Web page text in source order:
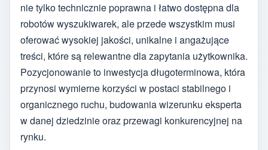
nie tylko technicznie poprawna i łatwo dostępna dla
robotów wyszukiwarek, ale przede wszystkim musi
oferować wysokiej jakości, unikalne i angażujące
treści, które są relewantne dla zapytania użytkownika.
Pozycjonowanie to inwestycja długoterminowa, która
przynosi wymierne korzyści w postaci stabilnego i
organicznego ruchu, budowania wizerunku eksperta
w danej dziedzinie oraz przewagi konkurencyjnej na
rynku.